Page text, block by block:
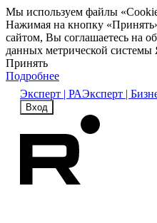
Мы используем файлы
Нажимая на кнопку
сайтом, Вы соглашаетесь на
данных метрической
Принять
Подробнее
Эксперт | РАЭксперт |
Вход